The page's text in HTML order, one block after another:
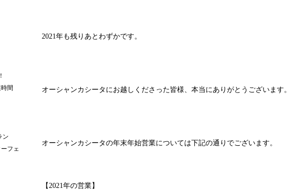
間
ン
フェ
2021年も残りあとわずかです。
オーシャンカシータにお越しくださった皆様、本当にありがとうございます。
オーシャンカシータの年末年始営業については下記の通りでございます。
【2021年の営業】